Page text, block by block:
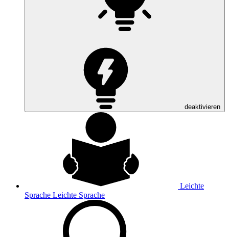
deaktivieren
Leichte
Sprache Leichte Sprache